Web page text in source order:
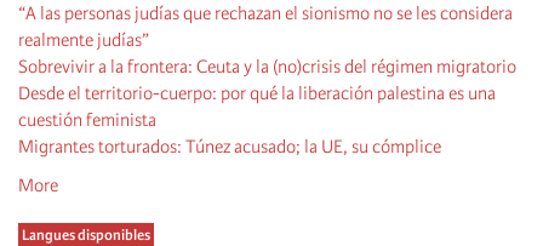
“A las personas judías que rechazan el sionismo no se les considera
realmente judías”
Sobrevivir a la frontera: Ceuta y la (no)crisis del régimen migratorio
Desde el territorio-cuerpo: por qué la liberación palestina es una
cuestión feminista
Migrantes torturados: Túnez acusado; la UE, su cómplice
More
Langues disponibles